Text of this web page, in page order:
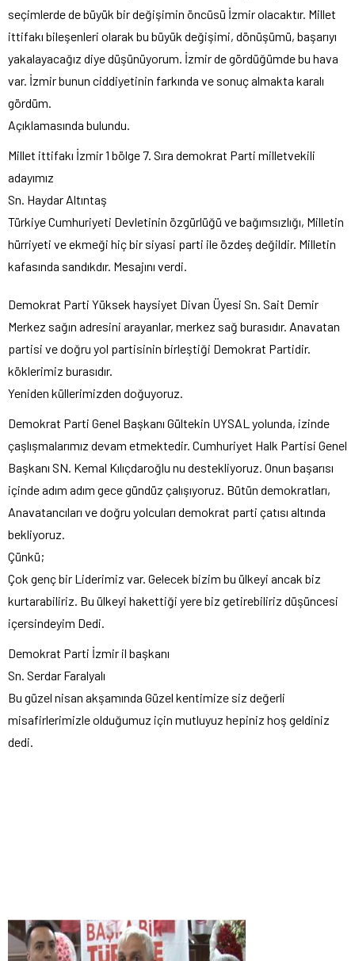
seçimlerde de büyük bir değişimin öncüsü İzmir olacaktır. Millet
ittifakı bileşenleri olarak bu büyük değişimi, dönüşümü, başarıyı
yakalayacağız diye düşünüyorum. İzmir de gördüğümde bu hava
var. İzmir bunun ciddiyetinin farkında ve sonuç almakta karalı
gördüm.
Açıklamasında bulundu.
Millet ittifakı İzmir 1 bölge 7. Sıra demokrat Parti milletvekili
adayımız
Sn. Haydar Altıntaş
Türkiye Cumhuriyeti Devletinin özgürlüğü ve bağımsızlığı, Milletin
hürriyeti ve ekmeği hiç bir siyasi parti ile özdeş değildir. Milletin
kafasında sandıkdır. Mesajını verdi.
Demokrat Parti Yüksek haysiyet Divan Üyesi Sn. Sait Demir
Merkez sağın adresini arayanlar, merkez sağ burasıdır. Anavatan
partisi ve doğru yol partisinin birleştiği Demokrat Partidir.
köklerimiz burasıdır.
Yeniden küllerimizden doğuyoruz.
Demokrat Parti Genel Başkanı Gültekin UYSAL yolunda, izinde
çaşlışmalarımız devam etmektedir. Cumhuriyet Halk Partisi Genel
Başkanı SN. Kemal Kılıçdaroğlu nu destekliyoruz. Onun başarısı
içinde adım adım gece gündüz çalışıyoruz. Bütün demokratları,
Anavatancıları ve doğru yolcuları demokrat parti çatısı altında
bekliyoruz.
Çünkü;
Çok genç bir Liderimiz var. Gelecek bizim bu ülkeyi ancak biz
kurtarabiliriz. Bu ülkeyi hakettiği yere biz getirebiliriz düşüncesi
içersindeyim Dedi.
Demokrat Parti İzmir il başkanı
Sn. Serdar Faralyalı
Bu güzel nisan akşamında Güzel kentimize siz değerli
misafirlerimizle olduğumuz için mutluyuz hepiniz hoş geldiniz
dedi.